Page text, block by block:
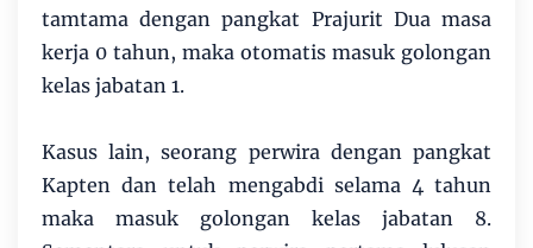
tamtama dengan pangkat Prajurit Dua masa
kerja 0 tahun, maka otomatis masuk golongan
kelas jabatan 1.
Kasus lain, seorang perwira dengan pangkat
Kapten dan telah mengabdi selama 4 tahun
maka masuk golongan kelas jabatan 8.